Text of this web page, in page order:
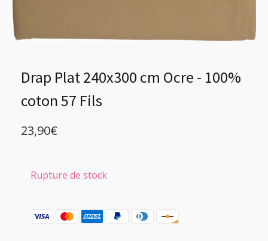
Drap Plat 240x300 cm Ocre - 100%
coton 57 Fils
23,90€
Rupture de stock